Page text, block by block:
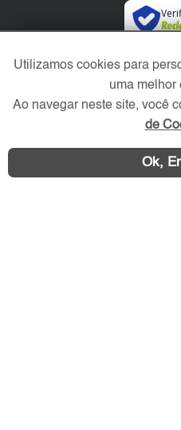
Redes
Utilizamos cookies para
uma melhor
Ao navegar neste site, você
de
Ok,